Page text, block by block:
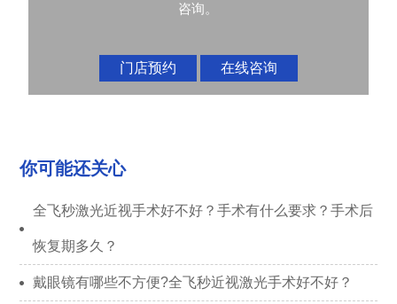
咨询。
门店预约 在线咨询
你可能还关心
全飞秒激光近视手术好不好？手术有什么要求？手术后
恢复期多久？
戴眼镜有哪些不方便?全飞秒近视激光手术好不好？